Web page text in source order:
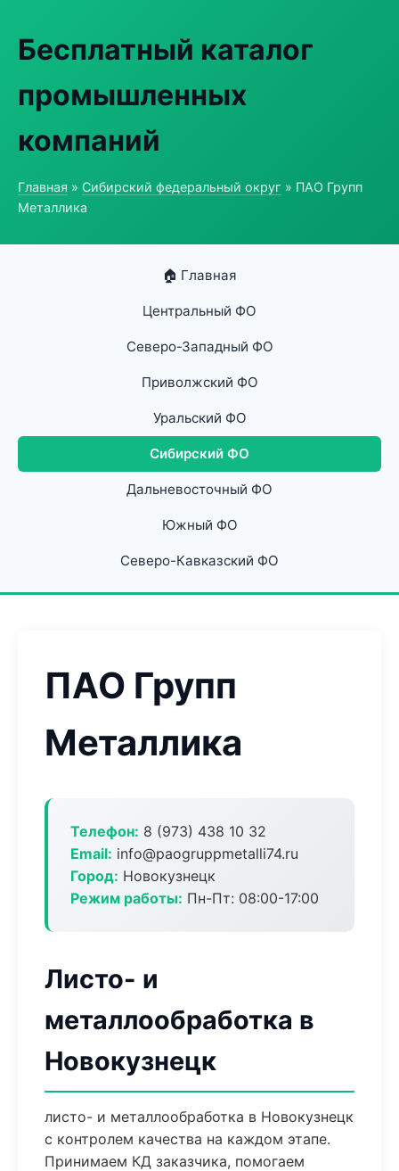
Бесплатный каталог
промышленных
компаний
Главная » Сибирский федеральный округ » ПАО Групп
Металлика
🏠 Главная
Центральный ФО
Северо-Западный ФО
Приволжский ФО
Уральский ФО
Сибирский ФО
Дальневосточный ФО
Южный ФО
Северо-Кавказский ФО
ПАО Групп
Металлика
Телефон: 8 (973) 438 10 32
Email: info@paogruppmetalli74.ru
Город: Новокузнецк
Режим работы: Пн-Пт: 08:00-17:00
Листо- и
металлообработка в
Новокузнецк
листо- и металлообработка в Новокузнецк
с контролем качества на каждом этапе.
Принимаем КД заказчика, помогаем